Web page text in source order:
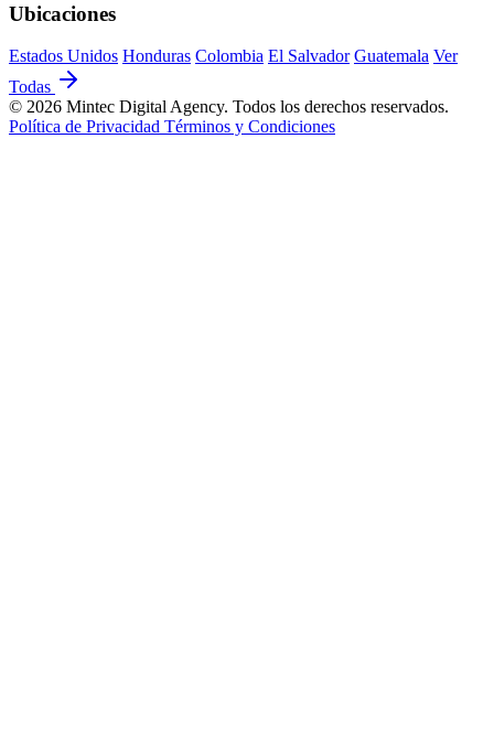
Ubicaciones
Estados Unidos Honduras Colombia El Salvador Guatemala Ver
Todas
© 2026 Mintec Digital Agency. Todos los derechos reservados.
Política de Privacidad Términos y Condiciones